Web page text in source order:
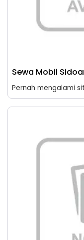
Sewa Mobil
Pernah mengalami